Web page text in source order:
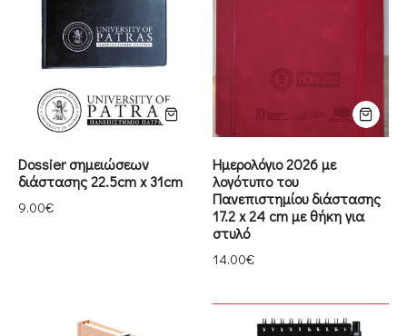
Dossier σημειώσεων
διάστασης 22.5cm x 31cm
9.00€
Ημερολόγιο 2026 με
λογότυπο του
Πανεπιστημίου διάστασης
17.2 x 24 cm με θήκη για
στυλό
14.00€